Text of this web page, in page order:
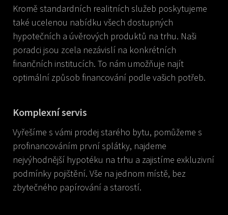
Kromě standardních realitních služeb poskytujeme
také ucelenou nabídku všech dostupných
hypotečních a úvěrových produktů na trhu. Naši
poradci jsou zcela nezávislí na konkrétních
finančních institucích. To nám umožňuje najít
optimální způsob financování podle vašich potřeb.
Komplexní servis
Vyřešíme s vámi prodej starého bytu, pomůžeme s
profinancováním první splátky, najdeme
nejvýhodnější hypotéku na trhu a zajistíme exkluzivní
podmínky pojištění. Vše na jednom místě, bez
zbytečného papírování a starostí.